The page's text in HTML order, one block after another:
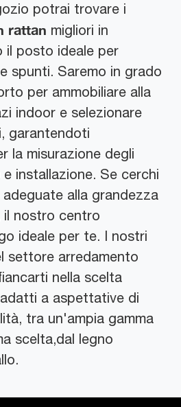
potrai trovare i
rattan migliori in
il posto ideale per
spunti. Saremo in grado
per ammobiliare alla
indoor e selezionare
garantendoti
la misurazione degli
installazione. Se cerchi
alla grandezza
il nostro centro
ideale per te. I nostri
settore arredamento
nella scelta
a aspettative di
tra un'ampia gamma
scelta,dal legno